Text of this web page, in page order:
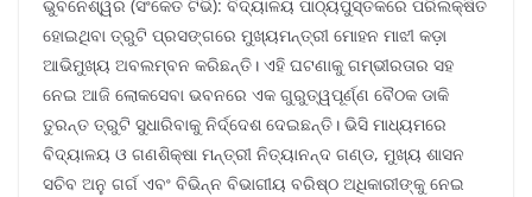
ଭୁବନେଶ୍ୱର (ସଂକେତ ଟିଭି): ବିଦ୍ୟାଳୟ ପାଠ୍ୟପୁସ୍ତକରେ ପରିଲକ୍ଷିତ
ହୋଇଥିବା ତ୍ରୁଟି ପ୍ରସଙ୍ଗରେ ମୁଖ୍ୟମନ୍ତ୍ରୀ ମୋହନ ମାଝୀ କଡ଼ା
ଆଭିମୁଖ୍ୟ ଅବଲମ୍ବନ କରିଛନ୍ତି। ଏହି ଘଟଣାକୁ ଗମ୍ଭୀରତାର ସହ
ନେଇ ଆଜି ଲୋକସେବା ଭବନରେ ଏକ ଗୁରୁତ୍ୱପୂର୍ଣ୍ଣ ବୈଠକ ଡାକି
ତୁରନ୍ତ ତ୍ରୁଟି ସୁଧାରିବାକୁ ନିର୍ଦ୍ଦେଶ ଦେଇଛନ୍ତି। ଭିସି ମାଧ୍ୟମରେ
ବିଦ୍ୟାଳୟ ଓ ଗଣଶିକ୍ଷା ମନ୍ତ୍ରୀ ନିତ୍ୟାନନ୍ଦ ଗଣ୍ଡ, ମୁଖ୍ୟ ଶାସନ
ସଚିବ ଅନୁ ଗର୍ଗ ଏବଂ ବିଭିନ୍ନ ବିଭାଗୀୟ ବରିଷ୍ଠ ଅଧିକାରୀଙ୍କୁ ନେଇ